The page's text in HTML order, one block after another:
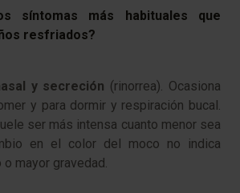
síntomas más habituales que
resfriados?
y secreción (rinorrea). Ocasiona
y para dormir y respiración bucal.
ser más intensa cuanto menor sea
en el color del moco no indica
mayor gravedad.